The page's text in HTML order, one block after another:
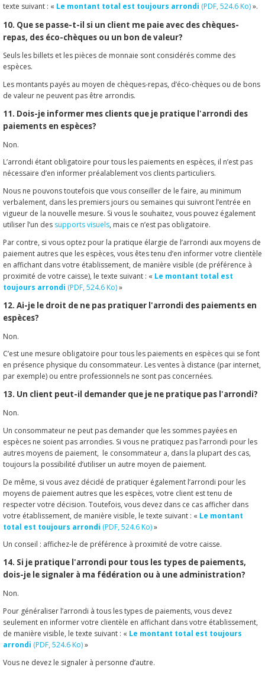
texte suivant : « Le montant total est toujours arrondi (PDF, 524.6 Ko)».
10. Que se passe-t-il si un client me paie avec des chèques-
repas, des éco-chèques ou un bon de valeur?
Seuls les billets et les pièces de monnaie sont considérés comme des
espèces.
Les montants payés au moyen de chèques-repas, d’éco-chèques ou de bons
de valeur ne peuvent pas être arrondis.
11. Dois-je informer mes clients que je pratique l'arrondi des
paiements en espèces?
Non.
L’arrondi étant obligatoire pour tous les paiements en espèces, il n’est pas
nécessaire d’en informer préalablement vos clients particuliers.
Nous ne pouvons toutefois que vous conseiller de le faire, au minimum
verbalement, dans les premiers jours ou semaines qui suivront l’entrée en
vigueur de la nouvelle mesure. Si vous le souhaitez, vous pouvez également
utiliser l’un des supports visuels, mais ce n’est pas obligatoire.
Par contre, si vous optez pour la pratique élargie de l’arrondi aux moyens de
paiement autres que les espèces, vous êtes tenu d’en informer votre clientèle
en affichant dans votre établissement, de manière visible (de préférence à
proximité de votre caisse), le texte suivant : « Le montant total est
toujours arrondi (PDF, 524.6 Ko)»
12. Ai-je le droit de ne pas pratiquer l'arrondi des paiements en
espèces?
Non.
C’est une mesure obligatoire pour tous les paiements en espèces qui se font
en présence physique du consommateur. Les ventes à distance (par internet,
par exemple) ou entre professionnels ne sont pas concernées.
13. Un client peut-il demander que je ne pratique pas l'arrondi?
Non.
Un consommateur ne peut pas demander que les sommes payées en
espèces ne soient pas arrondies. Si vous ne pratiquez pas l’arrondi pour les
autres moyens de paiement, le consommateur a, dans la plupart des cas,
toujours la possibilité d’utiliser un autre moyen de paiement.
De même, si vous avez décidé de pratiquer également l’arrondi pour les
moyens de paiement autres que les espèces, votre client est tenu de
respecter votre décision. Toutefois, vous devez dans ce cas afficher dans
votre établissement, de manière visible, le texte suivant : « Le montant
total est toujours arrondi (PDF, 524.6 Ko)»
Un conseil : affichez-le de préférence à proximité de votre caisse.
14. Si je pratique l'arrondi pour tous les types de paiements,
dois-je le signaler à ma fédération ou à une administration?
Non.
Pour généraliser l’arrondi à tous les types de paiements, vous devez
seulement en informer votre clientèle en affichant dans votre établissement,
de manière visible, le texte suivant : « Le montant total est toujours
arrondi (PDF, 524.6 Ko)»
Vous ne devez le signaler à personne d’autre.